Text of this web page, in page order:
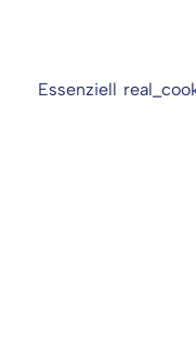
Essenziell